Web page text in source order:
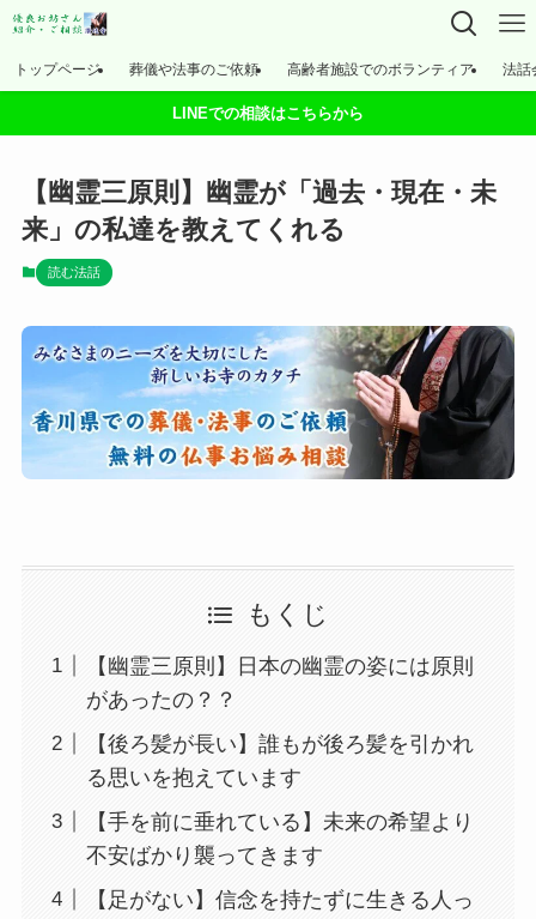
トップページ 葬儀や法事のご依頼 高齢者施設でのボランティア 法話
LINEでの相談はこちらから
【幽霊三原則】幽霊が「過去・現在・未
来」の私達を教えてくれる
読む法話
もくじ
【幽霊三原則】日本の幽霊の姿には原則
があったの？？
【後ろ髪が長い】誰もが後ろ髪を引かれ
る思いを抱えています
【手を前に垂れている】未来の希望より
不安ばかり襲ってきます
【足がない】信念を持たずに生きる人っ